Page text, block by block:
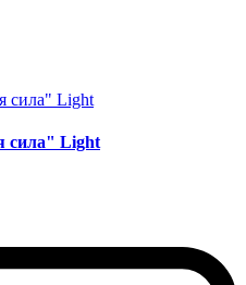
сила" Light